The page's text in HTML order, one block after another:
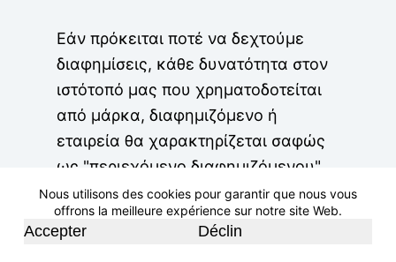
Nous utilisons des cookies pour garantir que nous vous
offrons la meilleure expérience sur notre site Web.
Accepter Déclin
Εάν πρόκειται ποτέ να δεχτούμε
διαφημίσεις, κάθε δυνατότητα στον
ιστότοπό μας που χρηματοδοτείται
από μάρκα, διαφημιζόμενο ή
εταιρεία θα χαρακτηρίζεται σαφώς
ως "περιεχόμενο διαφημιζόμενου".
Και δεν πρέπει να είναι
αντιπροσωπευτικά των απόψεων
του ιστότοπού μας.